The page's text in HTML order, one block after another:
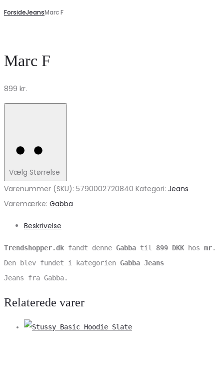
ForsideJeansMarc F
Marc F
899 kr.
Vælg Størrelse
Varenummer (SKU): 5790002720840 Kategori: Jeans
Varemærke: Gabba
Beskrivelse
Trendshopper.dk fandt denne Gabba til 899 DKK hos mr.
Den blev fundet i kategorien Gabba Jeans
Jeans fra Gabba.
Relaterede varer